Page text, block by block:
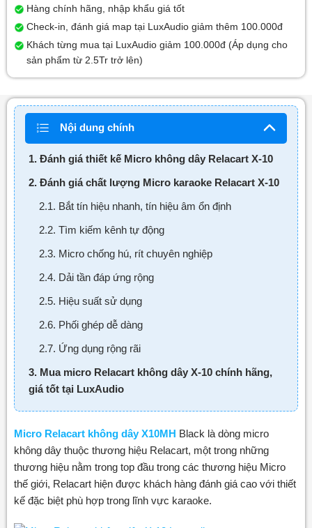
Hàng chính hãng, nhập khẩu giá tốt
Check-in, đánh giá map tại LuxAudio giảm thêm 100.000đ
Khách từng mua tại LuxAudio giảm 100.000đ (Áp dụng cho
sản phẩm từ 2.5Tr trở lên)
Nội dung chính
1. Đánh giá thiết kế Micro không dây Relacart X-10
2. Đánh giá chất lượng Micro karaoke Relacart X-10
2.1. Bắt tín hiệu nhanh, tín hiệu âm ổn định
2.2. Tìm kiếm kênh tự động
2.3. Micro chống hú, rít chuyên nghiệp
2.4. Dải tần đáp ứng rộng
2.5. Hiệu suất sử dụng
2.6. Phối ghép dễ dàng
2.7. Ứng dụng rộng rãi
3. Mua micro Relacart không dây X-10 chính hãng,
giá tốt tại LuxAudio
Micro Relacart không dây X10MH Black là dòng micro
không dây thuộc thương hiệu Relacart, một trong những
thương hiệu nằm trong top đầu trong các thương hiệu Micro
thế giới, Relacart hiện được khách hàng đánh giá cao với thiết
kế đặc biệt phù hợp trong lĩnh vực karaoke.